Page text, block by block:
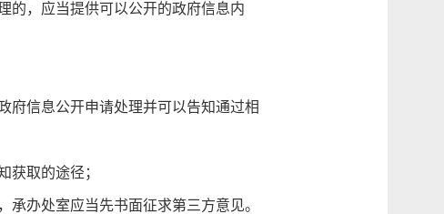
，应当提供可以公开的政府信息内
信息公开申请处理并可以告知通过相
取的途径；
办处室应当先书面征求第三方意见。